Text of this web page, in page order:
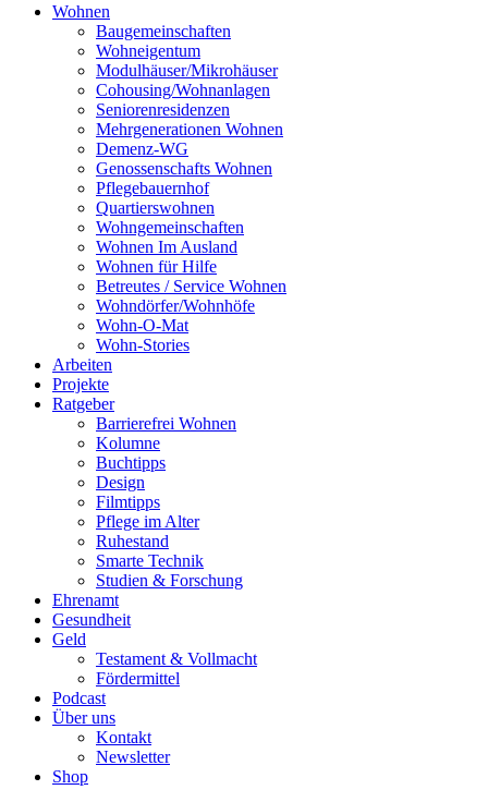
Wohnen
Baugemeinschaften
Wohneigentum
Modulhäuser/Mikrohäuser
Cohousing/Wohnanlagen
Seniorenresidenzen
Mehrgenerationen Wohnen
Demenz-WG
Genossenschafts Wohnen
Pflegebauernhof
Quartierswohnen
Wohngemeinschaften
Wohnen Im Ausland
Wohnen für Hilfe
Betreutes / Service Wohnen
Wohndörfer/Wohnhöfe
Wohn-O-Mat
Wohn-Stories
Arbeiten
Projekte
Ratgeber
Barrierefrei Wohnen
Kolumne
Buchtipps
Design
Filmtipps
Pflege im Alter
Ruhestand
Smarte Technik
Studien & Forschung
Ehrenamt
Gesundheit
Geld
Testament & Vollmacht
Fördermittel
Podcast
Über uns
Kontakt
Newsletter
Shop